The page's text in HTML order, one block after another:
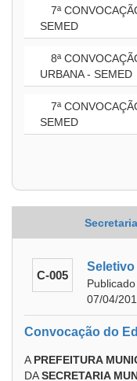
7ª
SEMED
8ª
URBANA - SEMED
7ª
SEMED
C-005
Seletivo
07/04/
Convocação do
A PREFEITURA
DASECRETARIA